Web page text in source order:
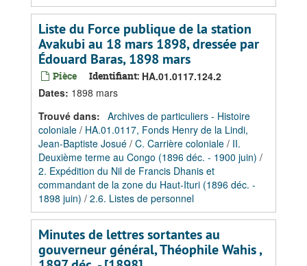
Liste du Force publique de la station
Avakubi au 18 mars 1898, dressée par
Édouard Baras, 1898 mars
Pièce Identifiant: HA.01.0117.124.2
Dates: 1898 mars
Trouvé dans: Archives de particuliers - Histoire
coloniale / HA.01.0117, Fonds Henry de la Lindi,
Jean-Baptiste Josué / C. Carrière coloniale / II.
Deuxième terme au Congo (1896 déc. - 1900 juin) /
2. Expédition du Nil de Francis Dhanis et
commandant de la zone du Haut-Ituri (1896 déc. -
1898 juin) / 2.6. Listes de personnel
Minutes de lettres sortantes au
gouverneur général, Théophile Wahis ,